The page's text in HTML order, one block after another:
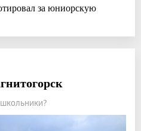
за юниорскую